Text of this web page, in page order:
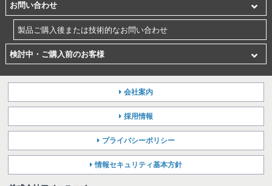
お問い合わせ
製品ご購入後または技術的なお問い合わせ
検討中・ご購入前のお客様
会社案内
採用情報
プライバシーポリシー
情報セキュリティ基本方針